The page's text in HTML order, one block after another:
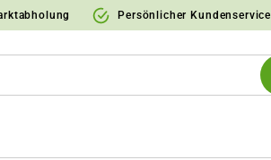
Persönlicher Kundenservice